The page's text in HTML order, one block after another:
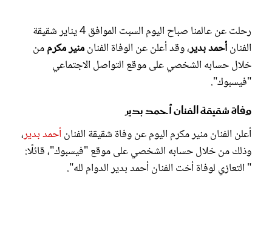
رحلت عن عالمنا صباح اليوم السبت الموافق 4 يناير شقيقة
الفنانأحمد بدير، وقد أعلن عن الوفاة الفنانمنير مكرممن
خلال حسابه الشخصي على موقع التواصل الاجتماعي
"فيسبوك".
وفاة شقيقة الفنان أحمد بدير
أعلن الفنان منير مكرم اليوم عن وفاة شقيقة الفنانأحمد بدير،
وذلك من خلال حسابه الشخصي على موقع "فيسبوك"، قائلًا:
" التعازي لوفاة أخت الفنان أحمد بدير الدوام لله".
مجلة سيدتي
غلاف رفمي